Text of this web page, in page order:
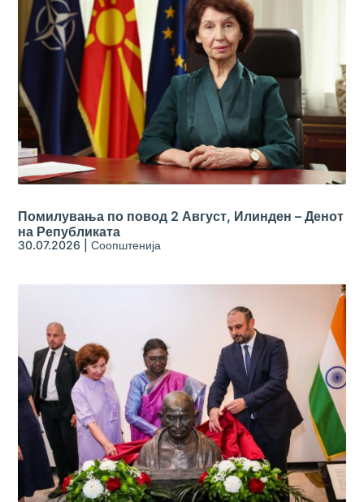
Помилувања по повод 2 Август, Илинден – Денот
на Републиката
30.07.2026 |Соопштенија